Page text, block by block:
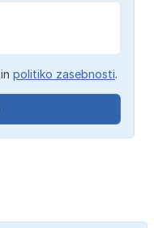
in politiko zasebnosti.